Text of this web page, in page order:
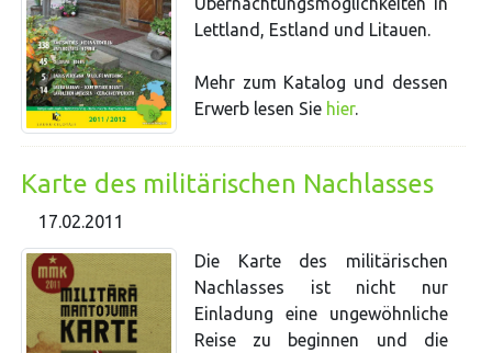
Lettland, Estland und Litauen.
Mehr zum Katalog und dessen
Erwerb lesen Sie hier.
Karte des militärischen Nachlasses
17.02.2011
Die Karte des militärischen
Nachlasses ist nicht nur
Einladung eine ungewöhnliche
Reise zu beginnen und die